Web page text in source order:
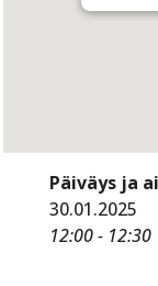
Päiväys ja
30.01.2025
12:00 - 12:30